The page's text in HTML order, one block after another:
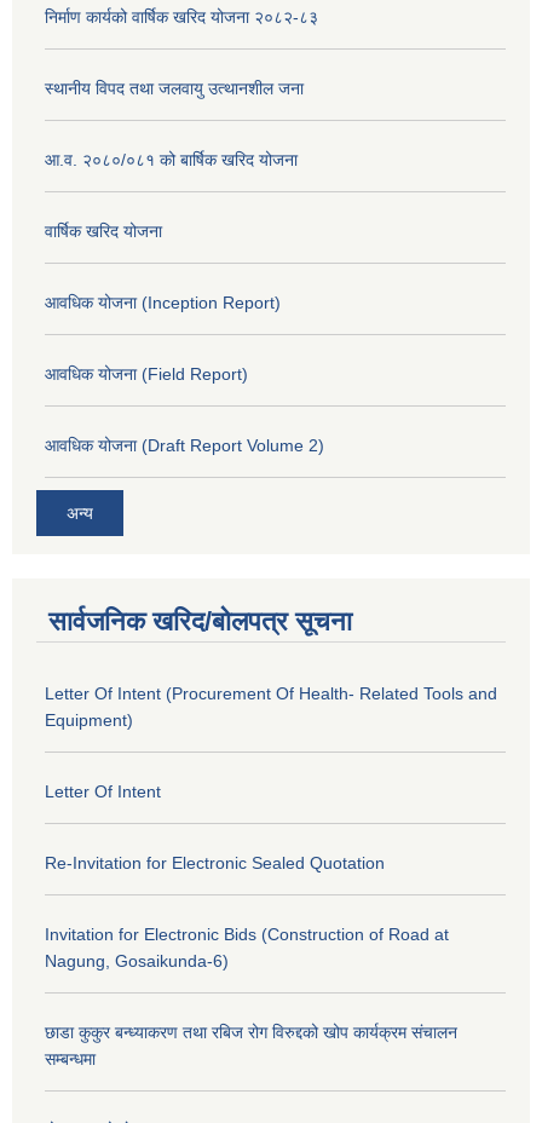
निर्माण कार्यको वार्षिक खरिद योजना २०८२-८३
स्थानीय विपद तथा जलवायु उत्थानशील जना
आ.व. २०८०/०८१ को बार्षिक खरिद योजना
वार्षिक खरिद योजना
आवधिक योजना (Inception Report)
आवधिक योजना (Field Report)
आवधिक योजना (Draft Report Volume 2)
अन्य
सार्वजनिक खरिद/बोलपत्र सूचना
Letter Of Intent (Procurement Of Health- Related Tools and
Equipment)
Letter Of Intent
Re-Invitation for Electronic Sealed Quotation
Invitation for Electronic Bids (Construction of Road at
Nagung, Gosaikunda-6)
छाडा कुकुर बन्ध्याकरण तथा रबिज रोग विरुद्दको खोप कार्यक्रम संचालन
सम्बन्धमा